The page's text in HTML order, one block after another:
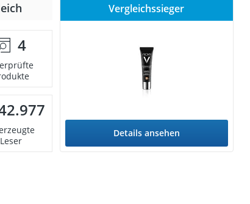
4
Leser
Vergleichssieger
Details ansehen